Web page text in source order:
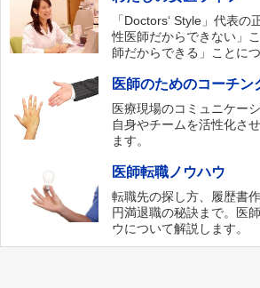
「Doctors‘ Style」代表
性医師だからできない」
師だからできる」ことに
医師のためのコーチン
医療現場のコミュニケー
自身やチームを活性化さ
ます。
医師転職ノウハウ
転職先の探し方、履歴書
円満退職の秘訣まで。医
ウについて解説します。